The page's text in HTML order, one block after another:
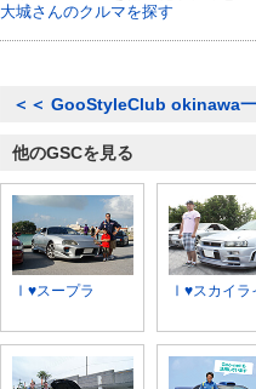
大城さんのクルマを探す
＜＜ GooStyleClub okinawa
他のGSCを見る
Ⅰ♥スープラ Ⅰ♥スカイラ